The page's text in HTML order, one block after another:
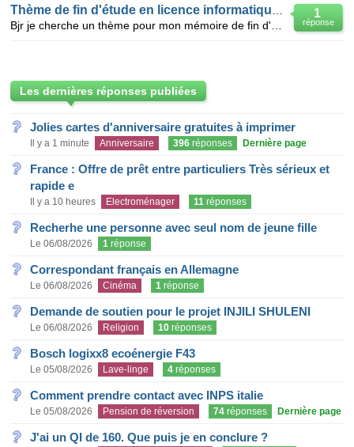
1
réponse
Les dernières réponses publiées
Jolies cartes d'anniversaire gratuites à imprimer
Il y a 1 minute Anniversaire 396 réponses Dernière page
France : Offre de prêt entre particuliers Très sérieux et
rapide e
Il y a 10 heures Electroménager 11 réponses
Recherhe une personne avec seul nom de jeune fille
Le 06/08/2026 1 réponse
Correspondant français en Allemagne
Le 06/08/2026 Cinéma 1 réponse
Demande de soutien pour le projet INJILI SHULENI
Le 06/08/2026 Religion 10 réponses
Bosch logixx8 ecoénergie F43
Le 05/08/2026 Lave-linge 4 réponses
Comment prendre contact avec INPS italie
Le 05/08/2026 Pension de réversion 74 réponses Dernière page
J'ai un QI de 160. Que puis je en conclure ?